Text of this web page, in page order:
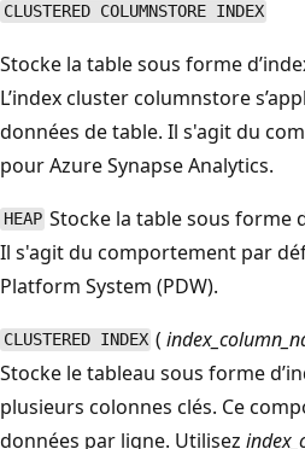
CLUSTERED COLUMNSTORE INDEX
Stocke la table sous forme
L’index cluster columnstore
données de table. Il s'agit du
pour Azure Synapse Analytics.
HEAP Stocke la table sous forme
Il s'agit du comportement par
Platform System (PDW).
CLUSTERED INDEX (
Stocke le tableau sous forme
plusieurs colonnes clés. Ce
données par ligne. Utilisez